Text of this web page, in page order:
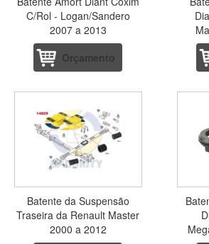
C/Rol - Logan/Sandero
2007 a 2013
Orçamento
Batente da Suspensão
Traseira da Renault Master
2000 a 2012